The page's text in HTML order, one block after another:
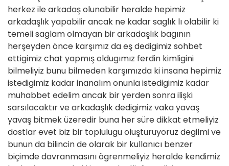
herkez ile arkadaş olunabilir heralde hepimiz
arkadaşlık yapabilir ancak ne kadar saglık lı olabilir ki
temeli saglam olmayan bir arkadaşlık bagının
herşeyden önce karşımız da eş dedigimiz sohbet
ettigimiz chat yapmış oldugımız ferdin kimligini
bilmeliyiz bunu bilmeden karşımızda ki insana hepimiz
istedigimiz kadar inanalım onunla istedigimiz kadar
muhabbet edelim ancak bir yerden sonra ilişki
sarsılacaktır ve arkadaşlık dedigimiz vaka yavaş
yavaş bitmek üzeredir buna her süre dikkat etmeliyiz
dostlar evet biz bir toplulugu oluşturuyoruz degilmi ve
bunun da bilincin de olarak bir kullanıcı benzer
biçimde davranmasını ögrenmeliyiz heralde kendimiz